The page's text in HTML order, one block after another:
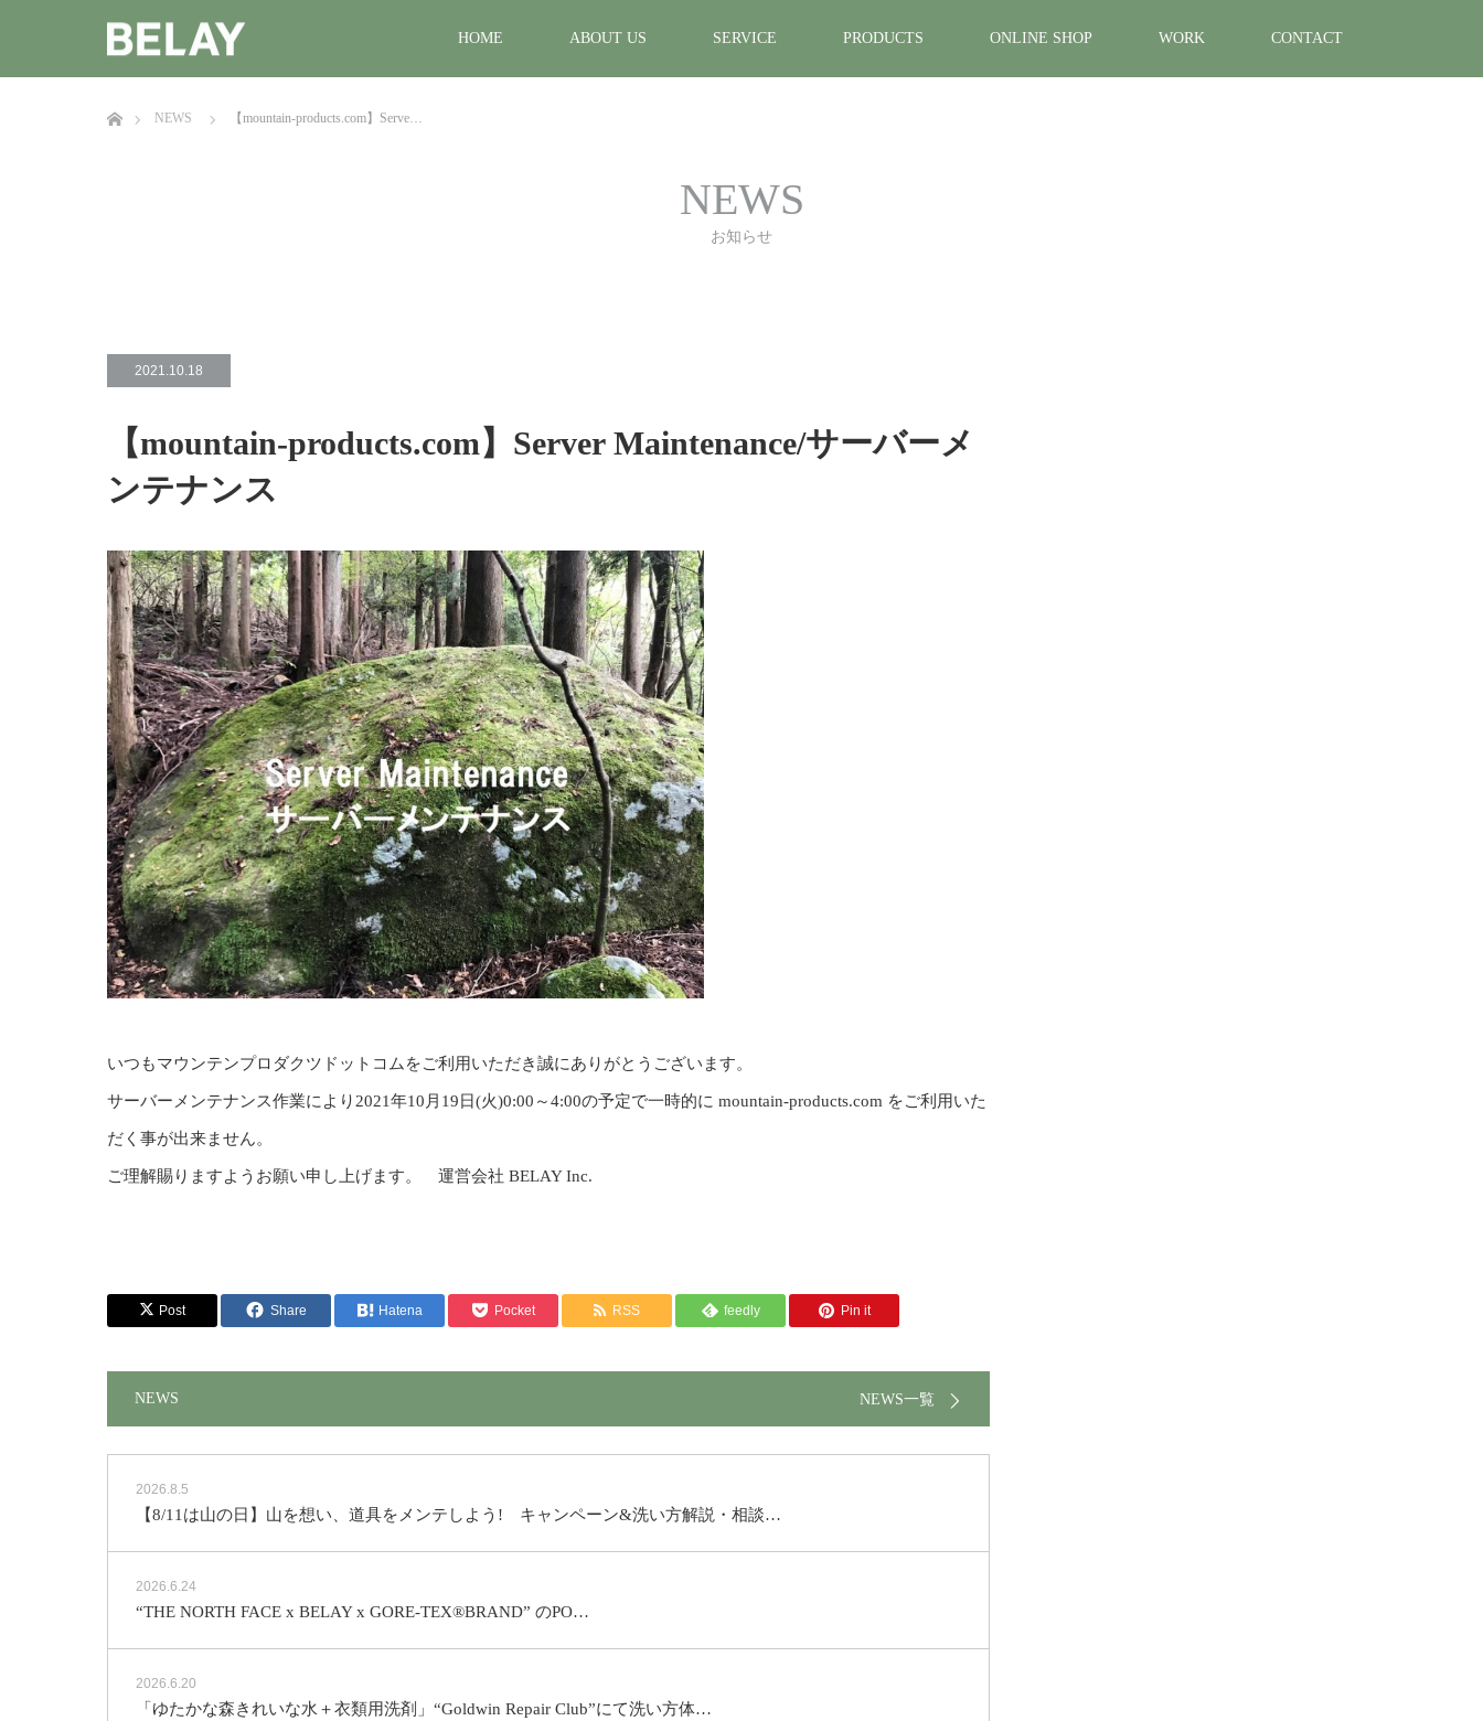
HOME ABOUT US SERVICE PRODUCTS ONLINE SHOP WORK CONTACT
NEWS 【mountain-products.com】Serve…
NEWS
お知らせ
2021.10.18
【mountain-products.com】Server Maintenance/サーバーメ
ンテナンス
いつもマウンテンプロダクツドットコムをご利用いただき誠にありがとうございます。
サーバーメンテナンス作業により2021年10月19日(火)0:00～4:00の予定で一時的に mountain-products.com をご利用いた
だく事が出来ません。
ご理解賜りますようお願い申し上げます。 運営会社 BELAY Inc.
Post Share Hatena Pocket RSS feedly Pin it
NEWS NEWS一覧
2026.8.5
【8/11は山の日】山を想い、道具をメンテしよう! キャンペーン&洗い方解説・相談…
2026.6.24
“THE NORTH FACE x BELAY x GORE-TEX®BRAND” のPO…
2026.6.20
「ゆたかな森きれいな水＋衣類用洗剤」“Goldwin Repair Club”にて洗い方体…